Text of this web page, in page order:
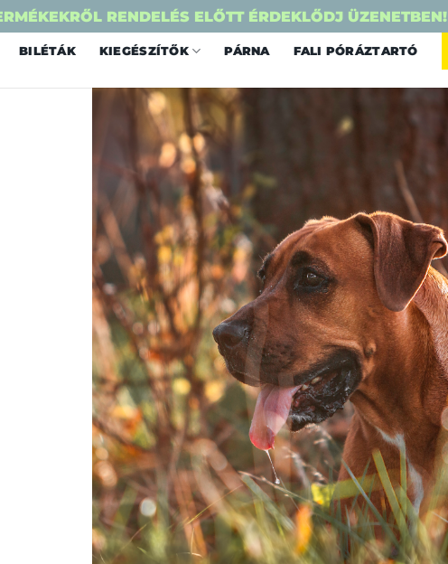
RENDELÉS ELŐTT ÉRDEKLŐDJ ÜZENETBEN!
BILÉTÁK KIEGÉSZÍTŐK PÁRNA FALI PÓRÁZTARTÓ